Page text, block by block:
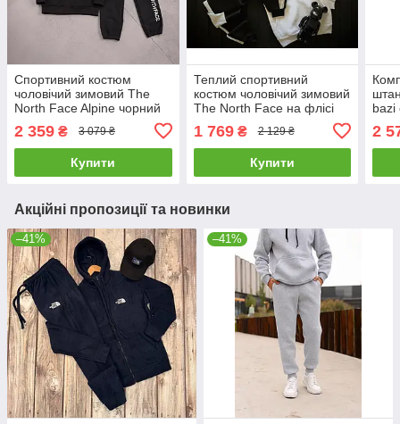
Спортивний костюм
чоловічий зимовий The
North Face Alpine чорний
2 359 ₴ 3 079 ₴
Купити
Теплий спортивний
костюм чоловічий зимовий
The North Face на флісі
чорно-білий кофта штани
зима з начосом Tnf
1 769₴ 2 129 ₴
Купити
bazi
2
Акційні пропозиції та новинки
–41% –41%